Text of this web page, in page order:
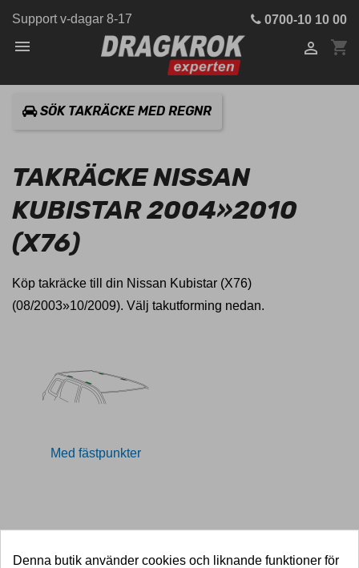
Support v-dagar 8-17 0700-10 10 00
 shopping_cart

SÖK TAKRÄCKE MED REGNR
TAKRÄCKE NISSAN
KUBISTAR 2004»2010
(X76)
Köp takräcke till din Nissan Kubistar (X76)
(08/2003»10/2009). Välj takutforming nedan.
Med fästpunkter
Denna butik använder cookies och liknande funktioner för